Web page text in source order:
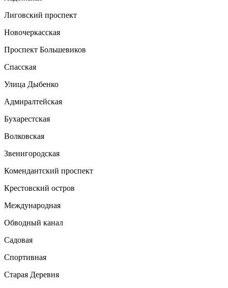
Лиговский проспект
Новочеркасская
Проспект Большевиков
Спасская
Улица Дыбенко
Адмиралтейская
Бухарестская
Волковская
Звенигородская
Комендантский проспект
Крестовский остров
Международная
Обводный канал
Садовая
Спортивная
Старая Деревня